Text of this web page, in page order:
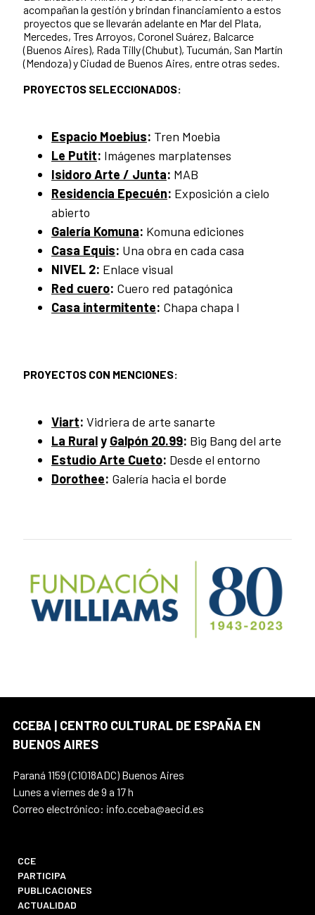
acompañan la gestión y brindan financiamiento a estos
proyectos que se llevarán adelante en Mar del Plata,
Mercedes, Tres Arroyos, Coronel Suárez, Balcarce
(Buenos Aires), Rada Tilly (Chubut), Tucumán, San Martín
(Mendoza) y Ciudad de Buenos Aires, entre otras sedes.
PROYECTOS SELECCIONADOS:
Espacio Moebius: Tren Moebia
Le Putit: Imágenes marplatenses
Isidoro Arte / Junta: MAB
Residencia Epecuén: Exposición a cielo
abierto
Galería Komuna: Komuna ediciones
Casa Equis: Una obra en cada casa
NIVEL 2: Enlace visual
Red cuero: Cuero red patagónica
Casa intermitente: Chapa chapa I
PROYECTOS CON MENCIONES:
Viart: Vidriera de arte sanarte
La Ruraly Galpón 20.99: Big Bang del arte
Estudio Arte Cueto: Desde el entorno
Dorothee: Galería hacia el borde
CCEBA | CENTRO CULTURAL DE ESPAÑA EN
BUENOS AIRES
Paraná 1159 (C1018ADC) Buenos Aires
Lunes a viernes de 9 a 17 h
Correo electrónico: info.cceba@aecid.es
CCE
PARTICIPA
PUBLICACIONES
ACTUALIDAD